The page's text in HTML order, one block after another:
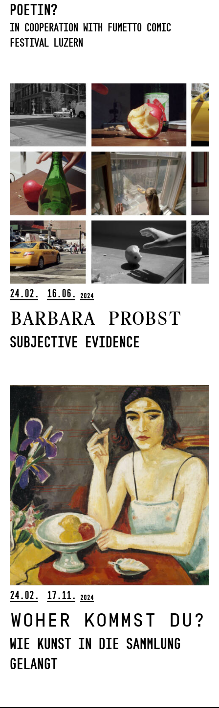
Poetin?
In Cooperation with Fumetto Comic
Festival Luzern
24.02. 16.06. 2024
Barbara Probst
Subjective Evidence
24.02. 17.11. 2024
Woher kommst du?
Wie Kunst in die Sammlung
gelangt